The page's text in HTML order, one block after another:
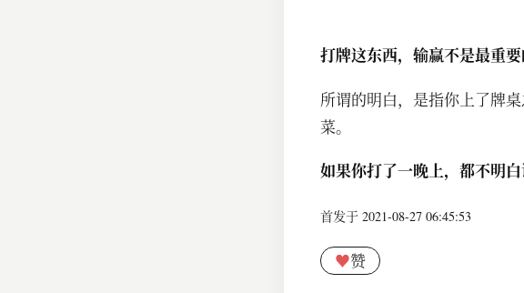
打牌这东西，输赢不是最重
所谓的明白，是指你上了牌
菜。
如果你打了一晚上，都不明
首发于 2021-08-27 06:45:53
♥赞